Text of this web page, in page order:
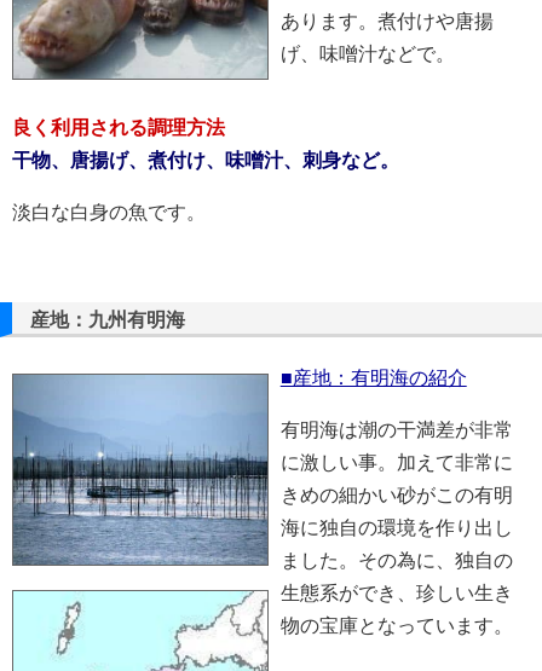
あります。煮付けや唐揚
げ、味噌汁などで。
良く利用される調理方法
干物、唐揚げ、煮付け、味噌汁、刺身など。
淡白な白身の魚です。
産地：九州有明海
■産地：有明海の紹介
有明海は潮の干満差が非常
に激しい事。加えて非常に
きめの細かい砂がこの有明
海に独自の環境を作り出し
ました。その為に、独自の
生態系ができ、珍しい生き
物の宝庫となっています。